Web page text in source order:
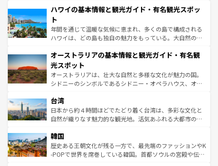
着のスイス情報はコンテンツ一覧を参照してほしい。
のような巨大都市は、観光、ショッピング、エンターテイ
ンメントが詰まった刺激的なスポットだ。一方、アメリカ
西部には大自然が広がり、グランドキャニオンやイエロー
ストーン国立公園といった絶景が堪能できる。さらに、南
文化が魅力。旅行者はアメリカの各地域で異なる魅力を楽
しみながら、その多様性と豊かな歴史を感じることができ
るだろう。車でのロードトリップや列車の旅も、アメリカ
ならではの贅沢な旅のスタイルだ。 なお、新着のアメリカ
情報は コンテンツ一覧 を参照してほしい。
ハワイの基本情報と観光ガイド・有名観光スポッ
ト
年間を通じて温暖な気候に恵まれ、多くの島で構成される
ハワイは、どの島も独自の魅力をもっている。大自然の神
ワイ島は見逃せない。また、定番の観光地といえばオアフ
島だが、静かな自然を求めるならマウイ島やカウアイ島が
おすすめ。エメラルドグリーンに輝く海をはじめ、豊かな
文化や歴史が息づいている。「アロハスピリット」と呼ば
人々、おいしいローカルフードやハワイアンミュージッ
ク、伝統的なフラダンスなど、すべてがハワイの魅力を彩
っている。訪れるたびに新しい発見と感動が待っているハ
はコンテンツ一覧
オーストラリアの基本情報と観光ガイド・有名観
光スポット
オーストラリアは、壮大な自然と多様な文化が魅力の国。
シドニーのシンボルであるシドニー・オペラハウス、オー
リアリーフや大陸中央部にそびえるウルル（エアーズロッ
ク）、タスマニアの美しい原生林やケアンズの熱帯雨林な
ど、見どころがたくさん。また、カフェやワイン、オージ
いる。アクティビティも充実しており、サーフィンやダイ
ビング、ハイキングなど、アウトドア好きにはたまらな
い。オーストラリアの多彩な魅力を存分に味わいつくそ
台湾
日本から約４時間ほどでたどり着く台湾は、多彩な文化と
自然が織りなす魅力的な観光地。活気あふれる大都市の台
ン）、静ひつな山岳地帯である台湾東部など、都市の喧騒
と山間の静けさが共存しており、訪れる人に新しい発見と
驚きをもたらしてくれる。また、奥深い台湾の食文化も魅
韓国
歴史ある王朝文化が残る一方で、最先端のファッションやK
-POPで世界を席巻している韓国。首都ソウルの宮殿や伝統